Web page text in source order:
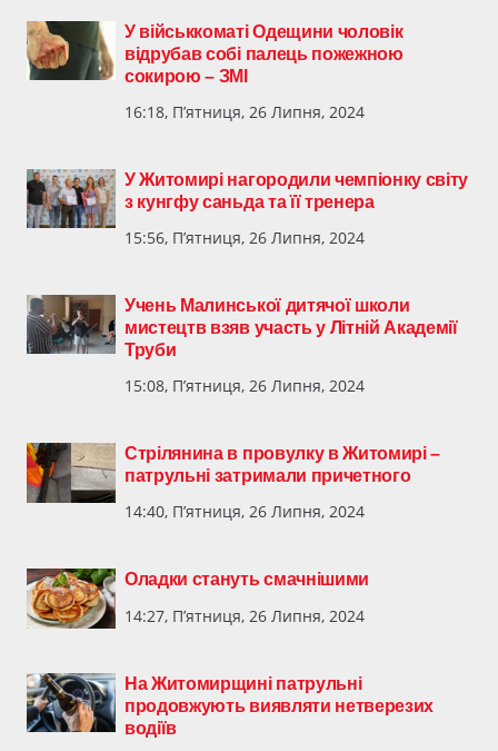
У військкоматі Одещини чоловік
відрубав собі палець пожежною
сокирою – ЗМІ
16:18, П’ятниця, 26 Липня, 2024
У Житомирі нагородили чемпіонку світу
з кунгфу саньда та її тренера
15:56, П’ятниця, 26 Липня, 2024
Учень Малинської дитячої школи
мистецтв взяв участь у Літній Академії
Труби
15:08, П’ятниця, 26 Липня, 2024
Стрілянина в провулку в Житомирі –
патрульні затримали причетного
14:40, П’ятниця, 26 Липня, 2024
Оладки стануть смачнішими
14:27, П’ятниця, 26 Липня, 2024
​На Житомирщині патрульні
продовжують виявляти нетверезих
водіїв